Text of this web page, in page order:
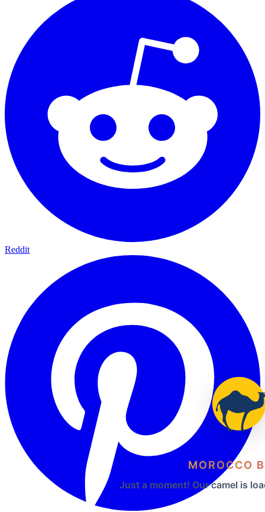
MOROCCO
Just a moment! Our camel is
Reddit